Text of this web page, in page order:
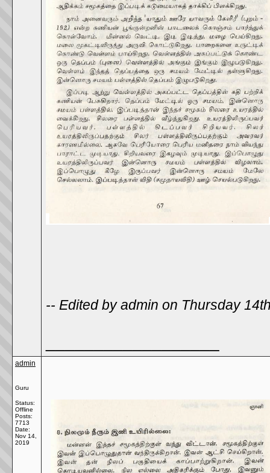
-- Edited by admin on Thursday
admin
Guru
Status:
Offline
Posts:
7713
Date:
Nov 14,
2019